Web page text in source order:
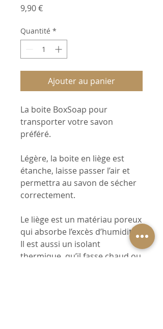
9,90 €Prix
Quantité *
Ajouter au panier
La boite BoxSoap pour
transporter votre savon
préféré.
Légère, la boite en liège est
étanche, laisse passer l’air et
permettra au savon de sécher
correctement.
Le liège est un matériau poreux
qui absorbe l’excès d’humidité.
Il est aussi un isolant
thermique, qu’il fasse chaud ou